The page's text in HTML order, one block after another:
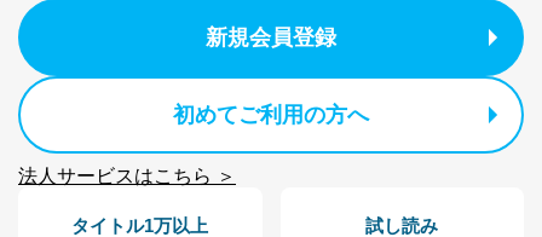
新規会員登録
初めてご利用の方へ
法人サービスはこちら ＞
タイトル1万以上 試し読み